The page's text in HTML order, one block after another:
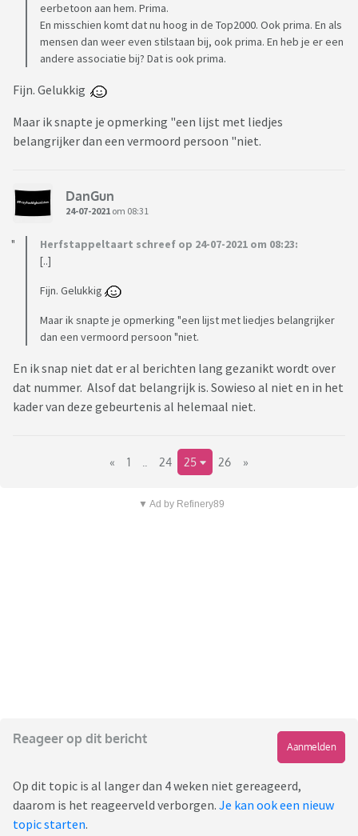
eerbetoon aan hem. Prima.
En misschien komt dat nu hoog in de Top2000. Ook prima. En als
mensen dan weer even stilstaan bij, ook prima. En heb je er een
andere associatie bij? Dat is ook prima.
Fijn. Gelukkig
Maar ik snapte je opmerking "een lijst met liedjes
belangrijker dan een vermoord persoon "niet.
DanGun
24-07-2021 om 08:31
Herfstappeltaart schreef op 24-07-2021 om 08:23:
[..]
Fijn. Gelukkig
Maar ik snapte je opmerking "een lijst met liedjes belangrijker
dan een vermoord persoon "niet.
En ik snap niet dat er al berichten lang gezanikt wordt over
dat nummer. Alsof dat belangrijk is. Sowieso al niet en in het
kader van deze gebeurtenis al helemaal niet.
« 1 24 25 26 »
▼ Ad by Refinery89
Reageer op dit bericht
Aanmelden
Op dit topic is al langer dan 4 weken niet gereageerd,
daarom is het reageerveld verborgen. Je kan ook een nieuw
topic starten.